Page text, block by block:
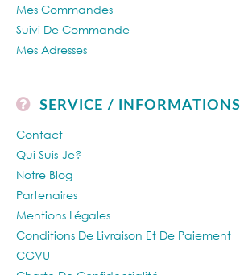
Mes Commandes
Suivi De Commande
Mes Adresses
SERVICE / INFORMATIONS
Contact
Qui Suis-Je?
Notre Blog
Partenaires
Mentions Légales
Conditions De Livraison Et De Paiement
CGVU